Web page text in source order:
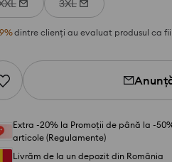
3XL
%dintre clienți au evaluat produsul ca
Extra -20% la Promoții de până la -
articole (Regulamente)
Livrăm de la un depozit din România